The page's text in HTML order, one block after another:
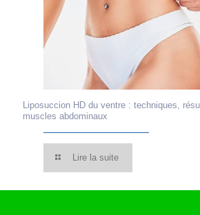
Liposuccion HD du ventre : techniques,
muscles abdominaux
Lire la suite